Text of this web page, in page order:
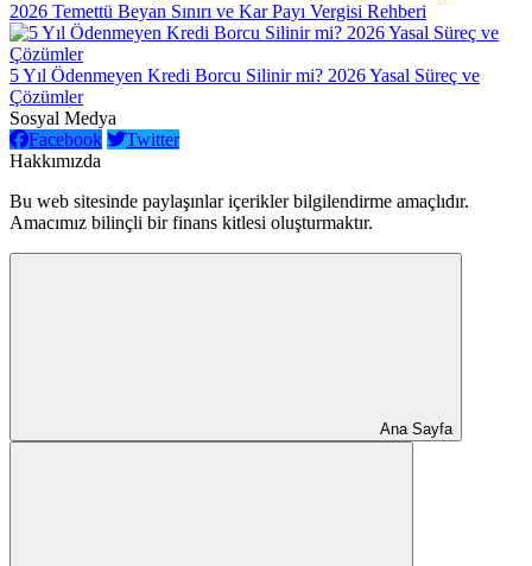
2026 Temettü Beyan Sınırı ve Kar Payı Vergisi Rehberi
5 Yıl Ödenmeyen Kredi Borcu Silinir mi? 2026 Yasal Süreç ve
Çözümler
Sosyal Medya
Facebook
Twitter
Hakkımızda
Bu web sitesinde paylaşınlar içerikler bilgilendirme amaçlıdır.
Amacımız bilinçli bir finans kitlesi oluşturmaktır.
Ana Sayfa